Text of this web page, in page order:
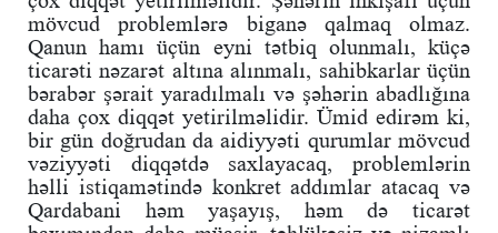
mövcud problemlərə biganə qalmaq olmaz.
Qanun hamı üçün eyni tətbiq olunmalı, küçə
ticarəti nəzarət altına alınmalı, sahibkarlar üçün
bərabər şərait yaradılmalı və şəhərin abadlığına
daha çox diqqət yetirilməlidir. Ümid edirəm ki,
bir gün doğrudan da aidiyyəti qurumlar mövcud
vəziyyəti diqqətdə saxlayacaq, problemlərin
həlli istiqamətində konkret addımlar atacaq və
Qardabani həm yaşayış, həm də ticarət